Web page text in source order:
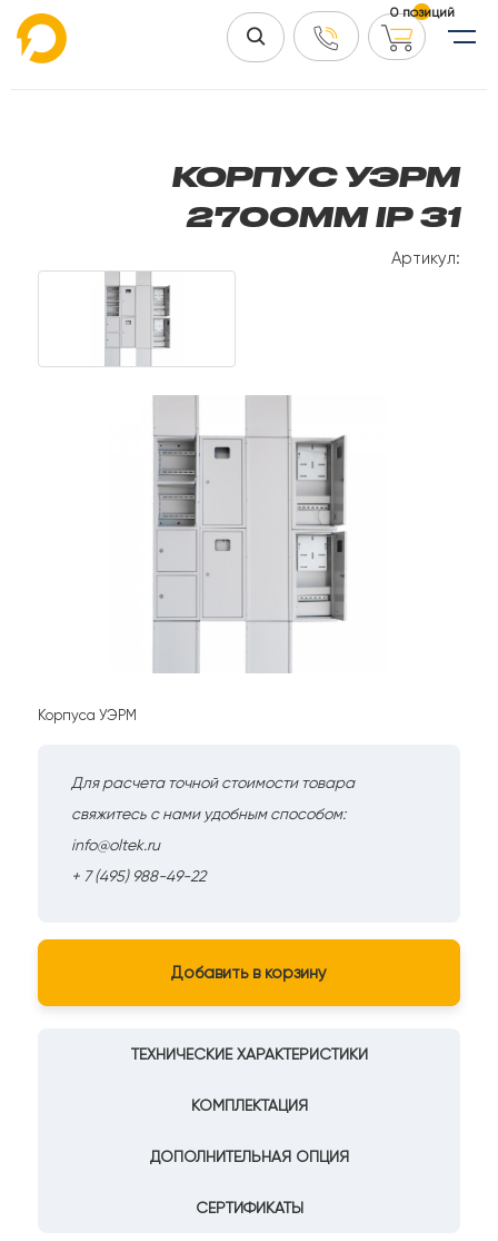
0 позиций
КОРПУС УЭРМ
2700ММ IP 31
Артикул:
Корпуса УЭРМ
Для расчета точной стоимости товара
свяжитесь с нами удобным способом:
info@oltek.ru
+ 7 (495) 988-49-22
Добавить в корзину
ТЕХНИЧЕСКИЕ ХАРАКТЕРИСТИКИ
КОМПЛЕКТАЦИЯ
ДОПОЛНИТЕЛЬНАЯ ОПЦИЯ
СЕРТИФИКАТЫ